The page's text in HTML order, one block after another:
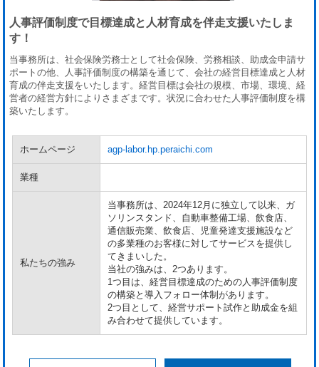
人事評価制度で目標達成と人材育成を伴走支援いたしま
す！
当事務所は、社会保険労務士として社会保険、労務相談、助成金申請サ
ポートの他、人事評価制度の構築を通じて、会社の経営目標達成と人材
育成の伴走支援をいたします。経営目標は会社の規模、市場、環境、経
営者の経営方針によりさまざまです。状況に合わせた人事評価制度を構
築いたします。
ホームページ agp-labor.hp.peraichi.com
業種
私たちの強み
当事務所は、2024年12月に独立して以来、ガ
ソリンスタンド、自動車整備工場、飲食店、
通信販売業、飲食店、児童発達支援施設など
の多業種のお客様に対してサービスを提供し
てきまいした。
当社の強みは、2つあります。
1つ目は、経営目標達成のための人事評価制度
の構築と導入フォロー体制があります。
2つ目として、経営サポート試作と助成金を組
み合わせて提供しています。